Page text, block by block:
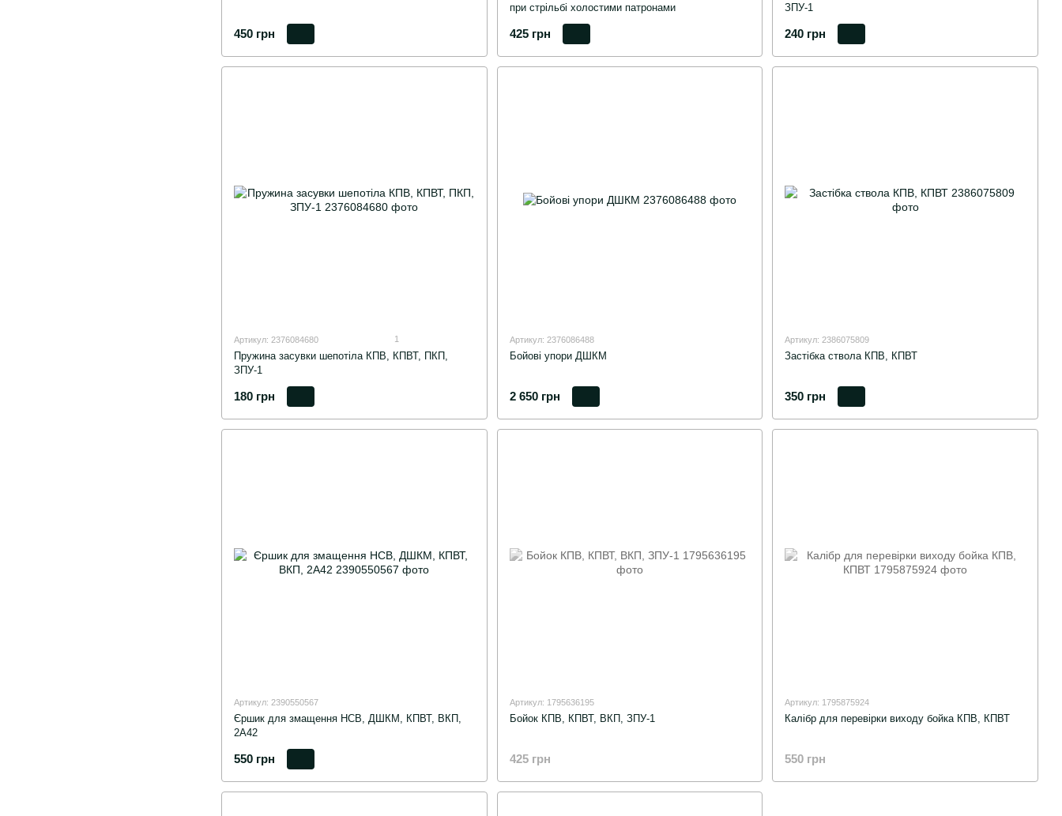
450 грн
при стрільбі холостими патронами
425 грн
ЗПУ-1
240 грн
Артикул: 2376084680 1
Пружина засувки шепотіла КПВ, КПВТ, ПКП,
ЗПУ-1
180 грн
Артикул: 2376086488
Бойові упори ДШКМ
2 650 грн
Артикул: 2386075809
Застібка ствола КПВ, КПВТ
350 грн
Артикул: 2390550567
Єршик для змащення НСВ, ДШКМ, КПВТ, ВКП,
2А42
550 грн
Артикул: 1795636195
Бойок КПВ, КПВТ, ВКП, ЗПУ-1
425 грн
Артикул: 1795875924
Калібр для перевірки виходу бойка КПВ, КПВТ
550 грн